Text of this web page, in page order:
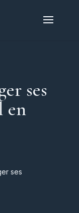
ses
en
ses